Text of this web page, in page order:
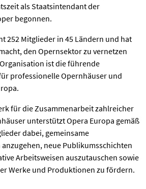
als Staatsintendant der
begonnen.
252 Mitglieder in 45 Ländern und hat
den Opernsektor zu vernetzen
ist die führende
professionelle Opernhäuser und
für die Zusammenarbeit zahlreicher
unterstützt Opera Europa gemäß
dabei, gemeinsame
neue Publikumsschichten
Arbeitsweisen auszutauschen sowie
Werke und Produktionen zu fördern.